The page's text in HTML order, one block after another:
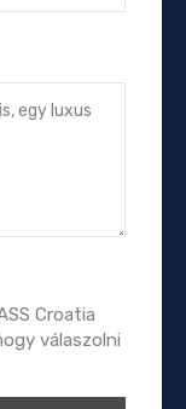
Croatia
válaszolni